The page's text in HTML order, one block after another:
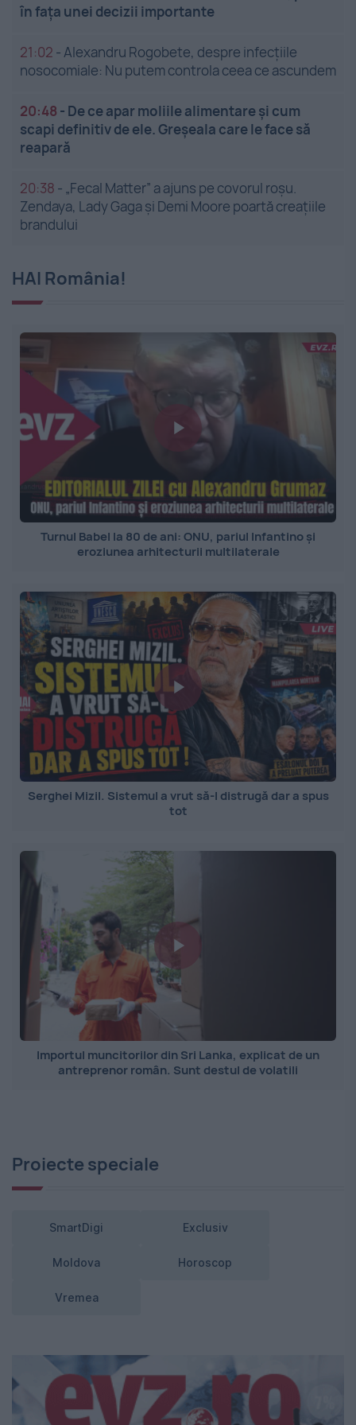
în fața unei decizii importante
21:02 -Alexandru Rogobete, despre infecțiile
nosocomiale: Nu putem controla ceea ce ascundem
20:48 - De ce apar moliile alimentare și cum
scapi definitiv de ele. Greșeala care le face să
reapară
20:38 - „Fecal Matter” a ajuns pe covorul roșu.
Zendaya, Lady Gaga și Demi Moore poartă creațiile
brandului
HAI România!
Turnul Babel la 80 de ani: ONU, pariul Infantino și
eroziunea arhitecturii multilaterale
Serghei Mizil. Sistemul a vrut să-l distrugă dar a spus
tot
Importul muncitorilor din Sri Lanka, explicat de un
antreprenor român. Sunt destul de volatili
Proiecte speciale
SmartDigi Exclusiv
Moldova Horoscop
Vremea